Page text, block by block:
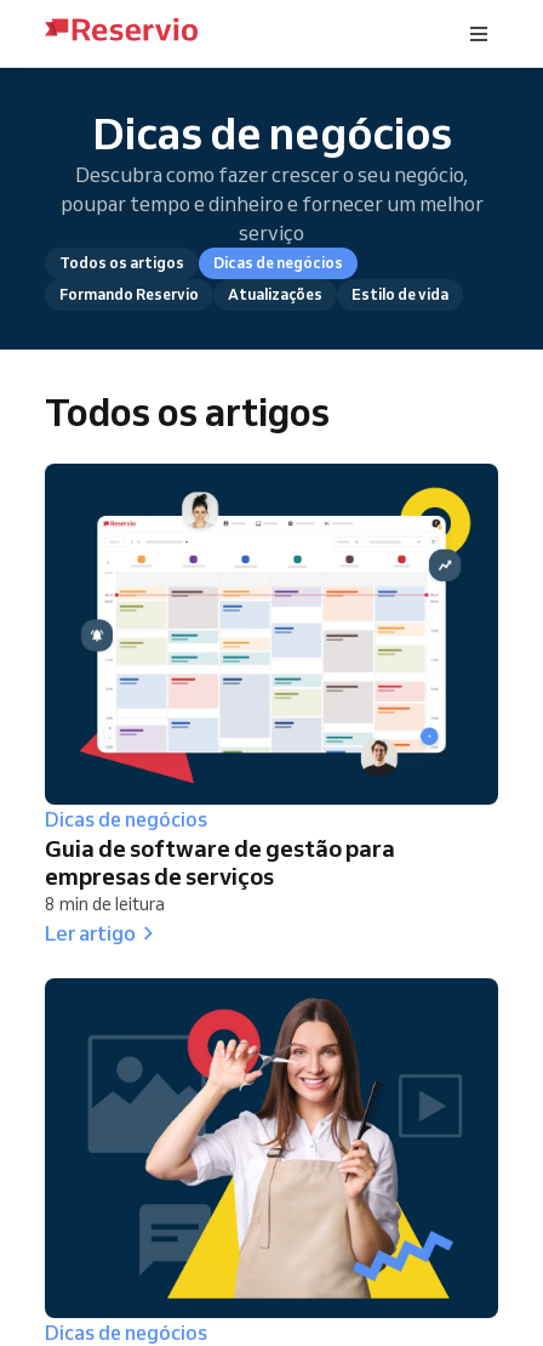
Dicas de negócios
Descubra como fazer crescer o seu negócio,
poupar tempo e dinheiro e fornecer um melhor
serviço
Todos os artigos
Dicas de negócios
Formando Reservio
Atualizações Estilo de vida
Todos os artigos
Dicas de negócios
Guia de software de gestão para
empresas de serviços
8 min de leitura
Ler artigo
Dicas de negócios